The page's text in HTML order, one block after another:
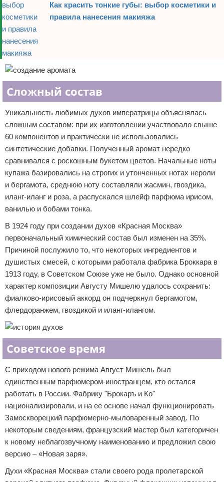
Как красить тонкие губы: выбор косметики и
правила нанесения макияжа
Сложный состав
Уникальность любимых духов императрицы объяснялась
сложным составом: при их изготовлении участвовало свыше
60 компонентов и практически не использовались
синтетические добавки. Полученный аромат нередко
сравнивался с роскошным букетом цветов. Начальные ноты
купажа базировались на строгих и утонченных нотах нероли
и бергамота, среднюю ноту составляли жасмин, гвоздика,
иланг-иланг и роза, а распускался шлейф парфюма ирисом,
ванилью и бобами тонка.
В 1924 году при создании духов «Красная Москва»
первоначальный химический состав был изменен на 35%.
Причиной послужило то, что некоторых ингредиентов и
душистых смесей, с которыми работала фабрика Броккара в
1913 году, в Советском Союзе уже не было. Однако основной
характер композиции Августу Мишелю удалось сохранить:
фиалково-ирисовый аккорд он подчеркнул бергамотом,
флердоранжем, гвоздикой и иланг-илангом.
Советское время
С приходом нового режима Август Мишель был
единственным парфюмером-иностранцем, кто остался
работать в России. Фабрику "Брокаръ и Ко"
национализировали, и на ее основе начал функционировать
Замоскворецкий парфюмерно-мыловаренный завод. По
некоторым сведениям, французский мастер был категоричен
к новому неблагозвучному наименованию и предложил свою
версию – «Новая заря».
Духи «Красная Москва» стали своего рода пролетарской